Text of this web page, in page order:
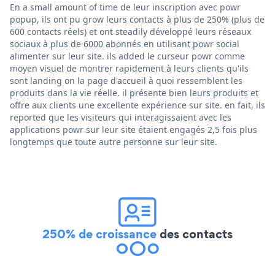
En a small amount of time de leur inscription avec powr
popup, ils ont pu grow leurs contacts à plus de 250% (plus de
600 contacts réels) et ont steadily développé leurs réseaux
sociaux à plus de 6000 abonnés en utilisant powr social
alimenter sur leur site. ils added le curseur powr comme
moyen visuel de montrer rapidement à leurs clients qu'ils
sont landing on la page d'accueil à quoi ressemblent les
produits dans la vie réelle. il présente bien leurs produits et
offre aux clients une excellente expérience sur site. en fait, ils
reported que les visiteurs qui interagissaient avec les
applications powr sur leur site étaient engagés 2,5 fois plus
longtemps que toute autre personne sur leur site.
250% de croissancedes contacts